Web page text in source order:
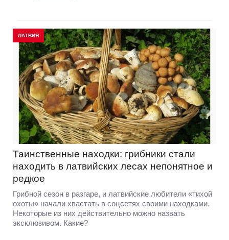
ЛАТВИЯ
Таинственные находки: грибники стали
находить в латвийских лесах непонятное и
редкое
Грибной сезон в разгаре, и латвийские любители «тихой
охоты» начали хвастать в соцсетях своими находками.
Некоторые из них действительно можно назвать
эксклюзивом. Какие?